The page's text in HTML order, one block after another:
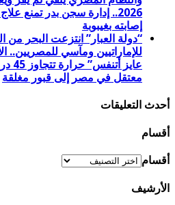
إصابته بغيبوبة
“دولة العبار” انتزعت البحر
معتقل في مصر إلى قبور مغلقة
أحدث التعليقات
أقسام
أقسام
الأرشيف